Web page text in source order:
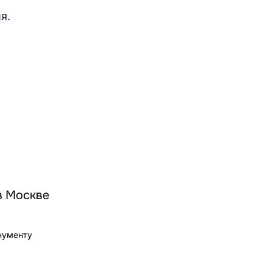
Москве